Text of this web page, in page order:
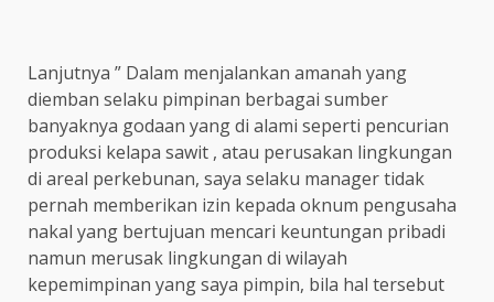
Lanjutnya ” Dalam menjalankan amanah yang
diemban selaku pimpinan berbagai sumber
banyaknya godaan yang di alami seperti pencurian
produksi kelapa sawit , atau perusakan lingkungan
di areal perkebunan, saya selaku manager tidak
pernah memberikan izin kepada oknum pengusaha
nakal yang bertujuan mencari keuntungan pribadi
namun merusak lingkungan di wilayah
kepemimpinan yang saya pimpin, bila hal tersebut